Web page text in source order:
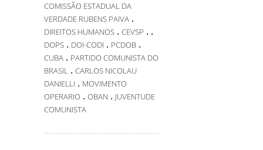
COMISSÃO ESTADUAL DA
VERDADE RUBENS PAIVA .
DIREITOS HUMANOS . CEVSP . .
DOPS . DOI-CODI . PCDOB .
CUBA . PARTIDO COMUNISTA DO
BRASIL . CARLOS NICOLAU
DANIELLI . MOVIMENTO
OPERARIO . OBAN . JUVENTUDE
COMUNISTA